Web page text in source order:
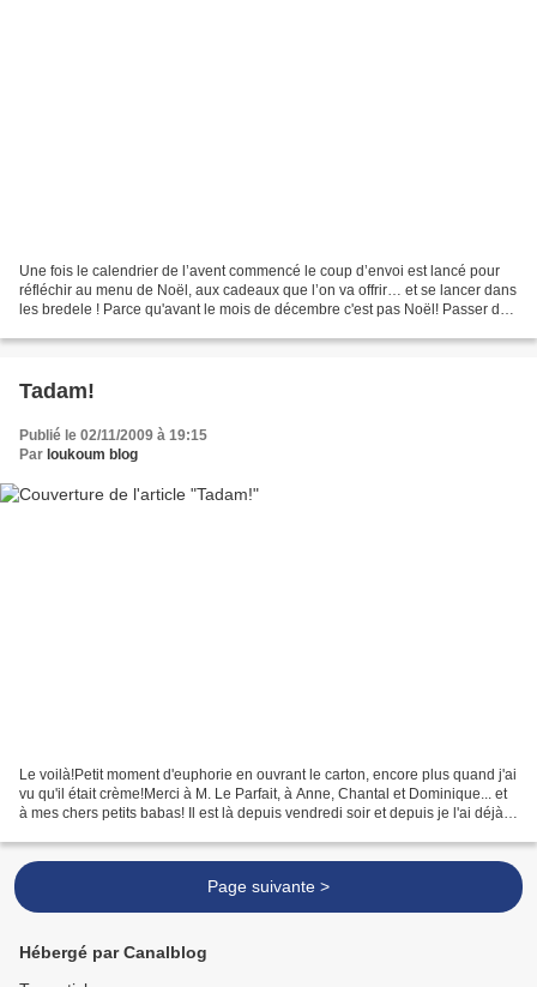
Une fois le calendrier de l’avent commencé le coup d’envoi est lancé pour
réfléchir au menu de Noël, aux cadeaux que l’on va offrir… et se lancer dans
les bredele ! Parce qu'avant le mois de décembre c'est pas Noël! Passer des
Tadam!
Publié le 02/11/2009 à 19:15
Par loukoum blog
Le voilà!Petit moment d'euphorie en ouvrant le carton, encore plus quand j'ai
vu qu'il était crème!Merci à M. Le Parfait, à Anne, Chantal et Dominique... et
à mes chers petits babas! Il est là depuis vendredi soir et depuis je l'ai déjà
Page suivante >
Hébergé par Canalblog